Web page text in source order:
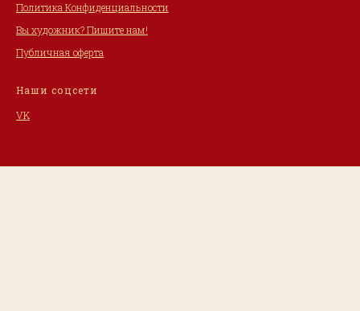
Политика Конфиденциальности
Вы художник? Пишите нам!
Публичная оферта
Наши соцсети
VK